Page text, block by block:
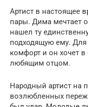
Артист в настоящее
пары. Дима мечтает
нашел ту
подходящую ему.
комфорт и он хочет
любящим отцом.
Народный артист на
возлюбленных